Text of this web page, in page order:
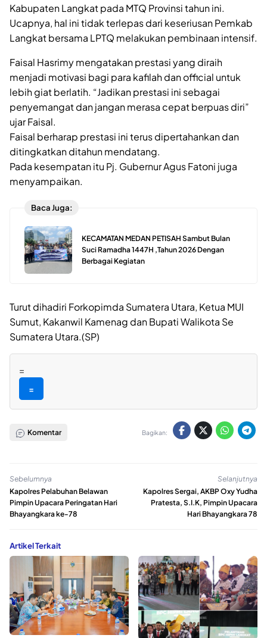
Kabupaten Langkat pada MTQ Provinsi tahun ini.
Ucapnya, hal ini tidak terlepas dari keseriusan Pemkab
Langkat bersama LPTQ melakukan pembinaan intensif.
Faisal Hasrimy mengatakan prestasi yang diraih
menjadi motivasi bagi para kafilah dan official untuk
lebih giat berlatih. “Jadikan prestasi ini sebagai
penyemangat dan jangan merasa cepat berpuas diri”
ujar Faisal.
Faisal berharap prestasi ini terus dipertahankan dan
ditingkatkan ditahun mendatang.
Pada kesempatan itu Pj. Gubernur Agus Fatoni juga
menyampaikan.
Baca Juga:
KECAMATAN MEDAN PETISAH Sambut Bulan
Suci Ramadha 1447H ,Tahun 2026 Dengan
Berbagai Kegiatan
Turut dihadiri Forkopimda Sumatera Utara, Ketua MUI
Sumut, Kakanwil Kamenag dan Bupati Walikota Se
Sumatera Utara.(SP)
=
=
Komentar Bagikan:
Sebelumnya
Kapolres Pelabuhan Belawan
Pimpin Upacara Peringatan Hari
Bhayangkara ke-78
Selanjutnya
Kapolres Sergai, AKBP Oxy Yudha
Pratesta, S.I.K, Pimpin Upacara
Hari Bhayangkara 78
Artikel Terkait